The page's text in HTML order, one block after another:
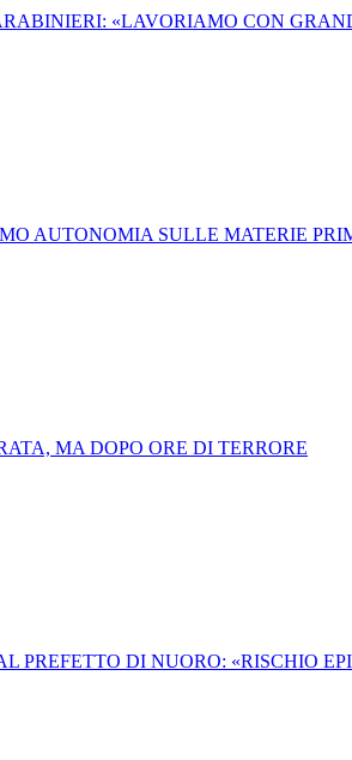
«LAVORIAMO CON
AUTONOMIA SULLE MATERIE
MA DOPO ORE DI TERRORE
PREFETTO DI NUORO: «RISCHIO